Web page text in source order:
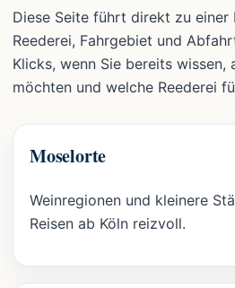
Diese Seite führt direkt zu einer
Reederei, Fahrgebiet und
Klicks, wenn Sie bereits wissen,
möchten und welche Reederei
Moselorte
Weinregionen und kleinere
Reisen ab Köln reizvoll.